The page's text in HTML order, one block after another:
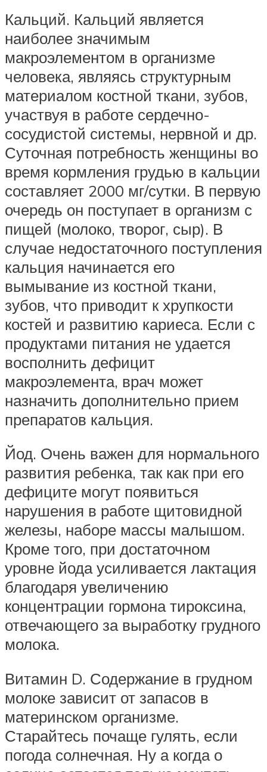
Кальций. Кальций является
наиболее значимым
макроэлементом в организме
человека, являясь структурным
материалом костной ткани, зубов,
участвуя в работе сердечно-
сосудистой системы, нервной и др.
Суточная потребность женщины во
время кормления грудью в кальции
составляет 2000 мг/сутки. В первую
очередь он поступает в организм с
пищей (молоко, творог, сыр). В
случае недостаточного поступления
кальция начинается его
вымывание из костной ткани,
зубов, что приводит к хрупкости
костей и развитию кариеса. Если с
продуктами питания не удается
восполнить дефицит
макроэлемента, врач может
назначить дополнительно прием
препаратов кальция.
Йод. Очень важен для нормального
развития ребенка, так как при его
дефиците могут появиться
нарушения в работе щитовидной
железы, наборе массы малышом.
Кроме того, при достаточном
уровне йода усиливается лактация
благодаря увеличению
концентрации гормона тироксина,
отвечающего за выработку грудного
молока.
Витамин D. Содержание в грудном
молоке зависит от запасов в
материнском организме.
Старайтесь почаще гулять, если
погода солнечная. Ну а когда о